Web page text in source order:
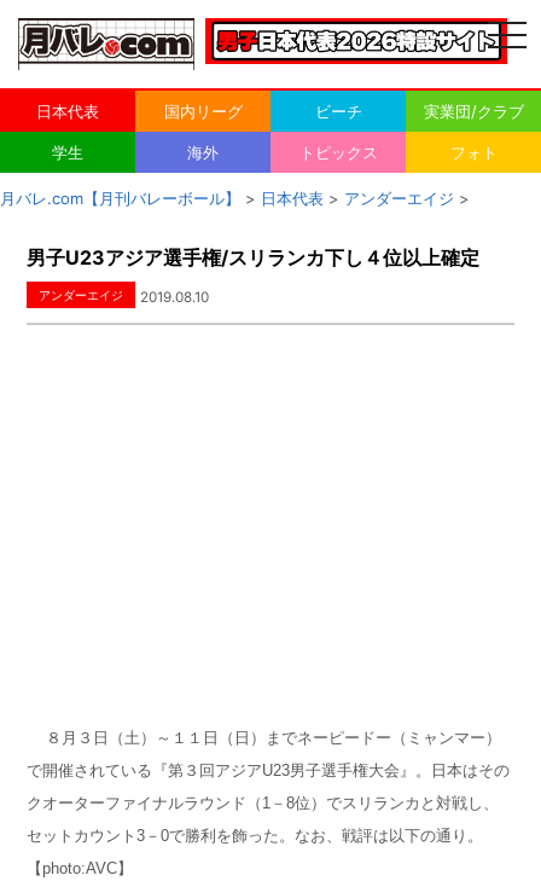
日本代表 国内リーグ ビーチ 実業団/クラブ
学生 海外 トピックス フォト
月バレ.com【月刊バレーボール】 > 日本代表 > アンダーエイジ >
男子U23アジア選手権/スリランカ下し４位以上確定
アンダーエイジ 2019.08.10
８ 月 ３ 日（土）～ １１ 日（日）までネーピードー（ミャンマー）
で開催されている『第 ３ 回アジアU23男子選手権大会』。日本はその
クオーターファイナルラウンド（1－8位）でスリランカと対戦し、
セットカウント3－0で勝利を飾った。なお、戦評は以下の通り。
【photo:AVC】